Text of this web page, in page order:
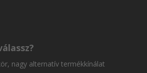
nagy alternatív termékkínálat